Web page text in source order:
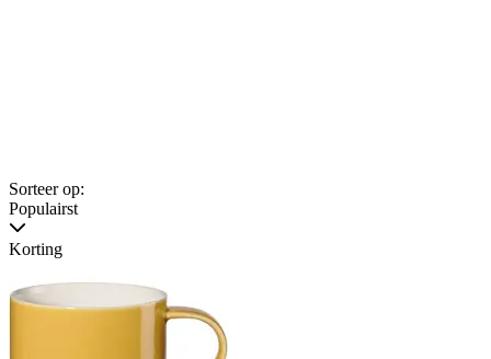
Sorteer op:
Populairst
Korting